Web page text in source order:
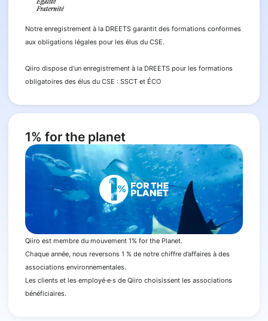
Notre enregistrement à la DREETS garantit des formations conformes
aux obligations légales pour les élus du CSE.
Qiiro dispose d'un enregistrement à la DREETS pour les formations
obligatoires des élus du CSE : SSCT et ÉCO
1% for the planet
Qiiro est membre du mouvement 1% for the Planet.
Chaque année, nous reversons 1 % de notre chiffre d’affaires à des
associations environnementales.
Les clients et les employé·e·s de Qiiro choisissent les associations
bénéficiaires.